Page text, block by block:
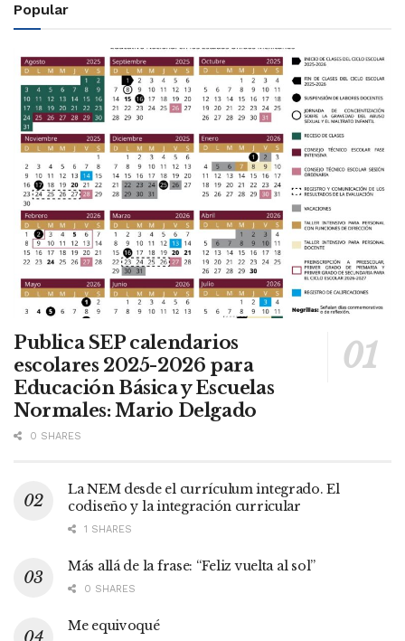
Popular
Publica SEP calendarios
escolares 2025-2026 para
Educación Básica y Escuelas
Normales: Mario Delgado
0 SHARES
La NEM desde el currículum integrado. El
codiseño y la integración curricular
1 SHARES
Más allá de la frase: “Feliz vuelta al sol”
0 SHARES
Me equivoqué